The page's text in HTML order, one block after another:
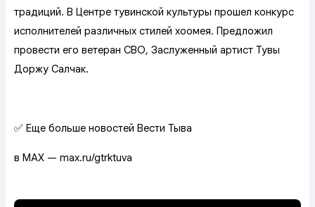
традиций. В Центре тувинской культуры прошел конкурс
исполнителей различных стилей хоомея. Предложил
провести его ветеран СВО, Заслуженный артист Тувы
Доржу Салчак.
✅ Еще больше новостей Вести Тыва
в MAX — max.ru/gtrktuva